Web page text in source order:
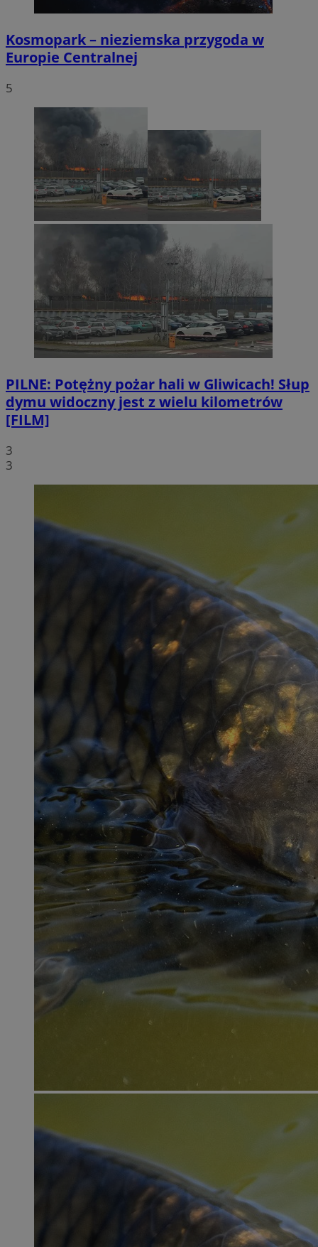
Kosmopark – nieziemska przygoda w
Europie Centralnej
5
PILNE: Potężny pożar hali w Gliwicach! Słup
dymu widoczny jest z wielu kilometrów
[FILM]
3
3